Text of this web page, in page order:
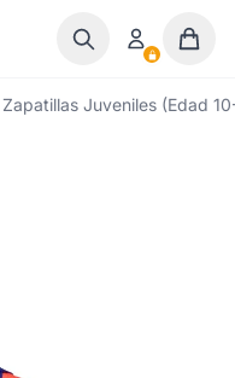
Zapatillas Juveniles (Edad